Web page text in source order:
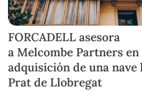
FORCADELL asesora
a Melcombe Partners en
adquisición de una nave
Prat de Llobregat